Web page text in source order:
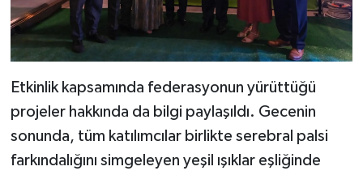
Etkinlik kapsamında federasyonun yürüttüğü
projeler hakkında da bilgi paylaşıldı. Gecenin
sonunda, tüm katılımcılar birlikte serebral palsi
farkındalığını simgeleyen yeşil ışıklar eşliğinde